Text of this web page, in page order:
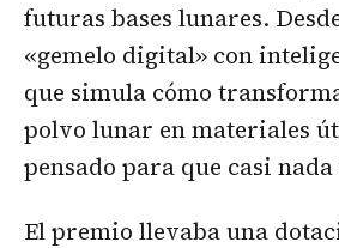
futuras bases lunares.
«gemelo digital» con
que simula cómo
polvo lunar en materiales
pensado para que casi
El premio llevaba una